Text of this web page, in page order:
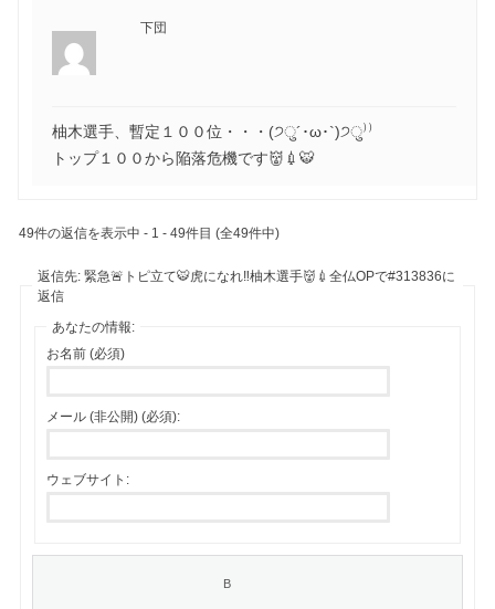
下団
柚木選手、暫定１００位・・・(੭ु´･ω･`)੭ु⁾⁾
トップ１００から陥落危機です👹💉🐯
49件の返信を表示中 - 1 - 49件目 (全49件中)
返信先: 緊急🚨トピ立て🐯虎になれ‼️柚木選手👹💉全仏OPで#313836に
返信
あなたの情報:
お名前 (必須)
メール (非公開) (必須):
ウェブサイト: